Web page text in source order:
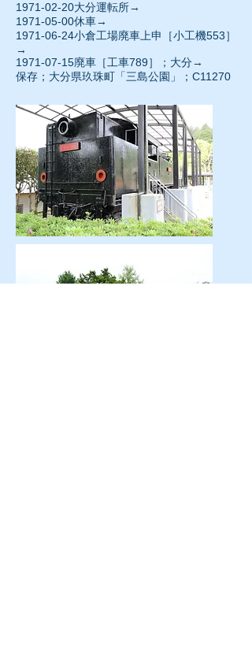
1971-02-20大分運転所→
1971-05-00休車→
1971-06-24小倉工場廃車上申［小工機553］
→
1971-07-15廃車［工車789］；大分→
保存；大分県玖珠町「三島公園」；C11270